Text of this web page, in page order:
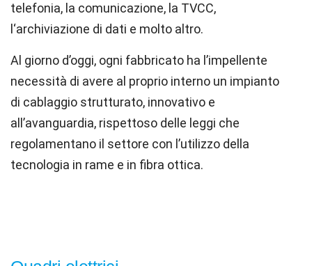
telefonia, la comunicazione, la TVCC,
‘archiviazione di dati e molto altro.
Al giorno d’oggi, ogni fabbricato ha l’impellente
necessità di avere al proprio interno un impianto
di cablaggio strutturato, innovativo e
all’avanguardia, rispettoso delle leggi che
regolamentano il settore con l’utilizzo della
tecnologia in rame e in fibra ottica.